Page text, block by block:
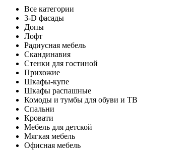
Все категории
3-D фасады
Допы
Лофт
Радиусная мебель
Скандинавия
Стенки для гостиной
Прихожие
Шкафы-купе
Шкафы распашные
Комоды и тумбы для обуви и ТВ
Спальни
Кровати
Мебель для детской
Мягкая мебель
Офисная мебель